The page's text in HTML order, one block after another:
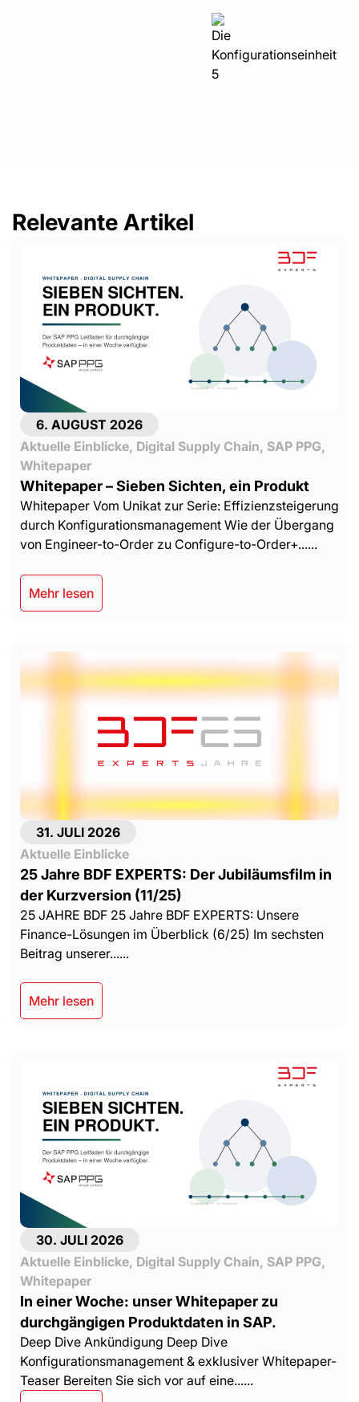
Relevante Artikel
6. AUGUST 2026
Aktuelle Einblicke, Digital Supply Chain, SAP PPG,
Whitepaper
Whitepaper – Sieben Sichten, ein Produkt
Whitepaper Vom Unikat zur Serie: Effizienzsteigerung
durch Konfigurationsmanagement Wie der Übergang
von Engineer-to-Order zu Configure-to-Order+......
Mehr lesen
31. JULI 2026
Aktuelle Einblicke
25 Jahre BDF EXPERTS: Der Jubiläumsfilm in
der Kurzversion (11/25)
25 JAHRE BDF 25 Jahre BDF EXPERTS: Unsere
Finance-Lösungen im Überblick (6/25) Im sechsten
Beitrag unserer......
Mehr lesen
30. JULI 2026
Aktuelle Einblicke, Digital Supply Chain, SAP PPG,
Whitepaper
In einer Woche: unser Whitepaper zu
durchgängigen Produktdaten in SAP.
Deep Dive Ankündigung Deep Dive
Konfigurationsmanagement & exklusiver Whitepaper-
Teaser Bereiten Sie sich vor auf eine......